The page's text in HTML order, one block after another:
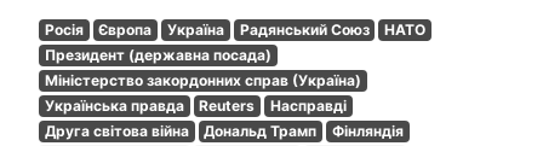
Росія Європа Україна Радянський Союз
НАТО
Президент (державна посада)
Міністерство закордонних справ (Україна)
Українська правда
Reuters
Насправді
Друга світова війна
Дональд Трамп
Фінляндія